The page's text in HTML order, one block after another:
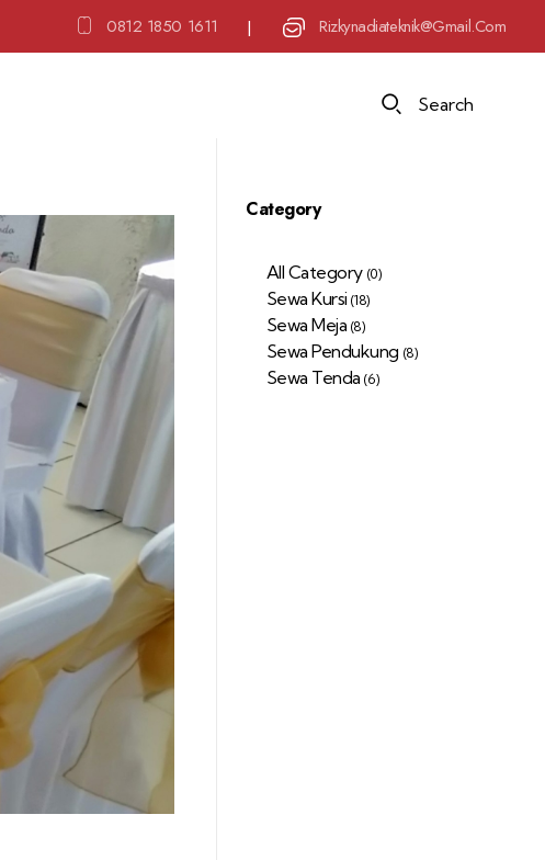
0812 1850 1611 | Rizkynadiateknik@gmail.com
Search
Category
All Category (0)
Sewa Kursi (18)
Sewa Meja (8)
Sewa Pendukung (8)
Sewa Tenda (6)